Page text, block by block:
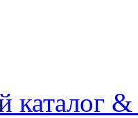
каталог